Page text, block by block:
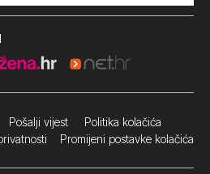
vijest Politika kolačića
Promijeni postavke kolačića